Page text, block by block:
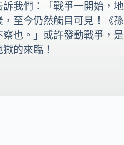
我們：「戰爭一開始，
至今仍然觸目可見 ！
《
也。」或許發動戰爭，
的來臨！